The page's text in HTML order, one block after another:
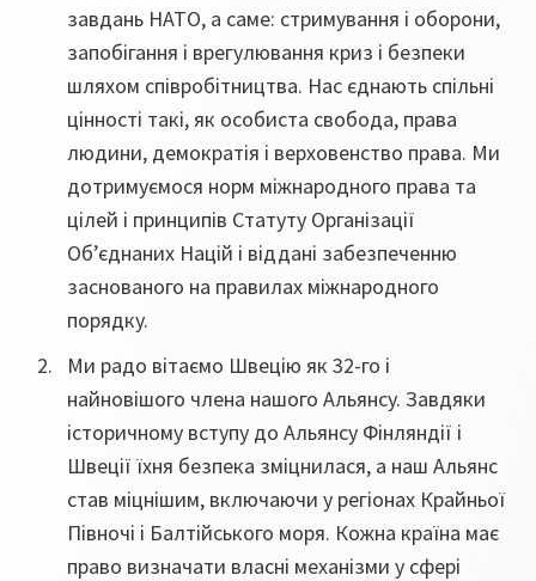
завдань НАТО, а саме: стримування і оборони,
запобігання і врегулювання криз і безпеки
шляхом співробітництва. Нас єднають спільні
цінності такі, як особиста свобода, права
людини, демократія і верховенство права. Ми
дотримуємося норм міжнародного права та
цілей і принципів Статуту Організації
Об’єднаних Націй і віддані забезпеченню
заснованого на правилах міжнародного
порядку.
Ми радо вітаємо Швецію як 32-го і
найновішого члена нашого Альянсу. Завдяки
історичному вступу до Альянсу Фінляндії і
Швеції їхня безпека зміцнилася, а наш Альянс
став міцнішим, включаючи у регіонах Крайньої
Півночі і Балтійського моря. Кожна країна має
право визначати власні механізми у сфері